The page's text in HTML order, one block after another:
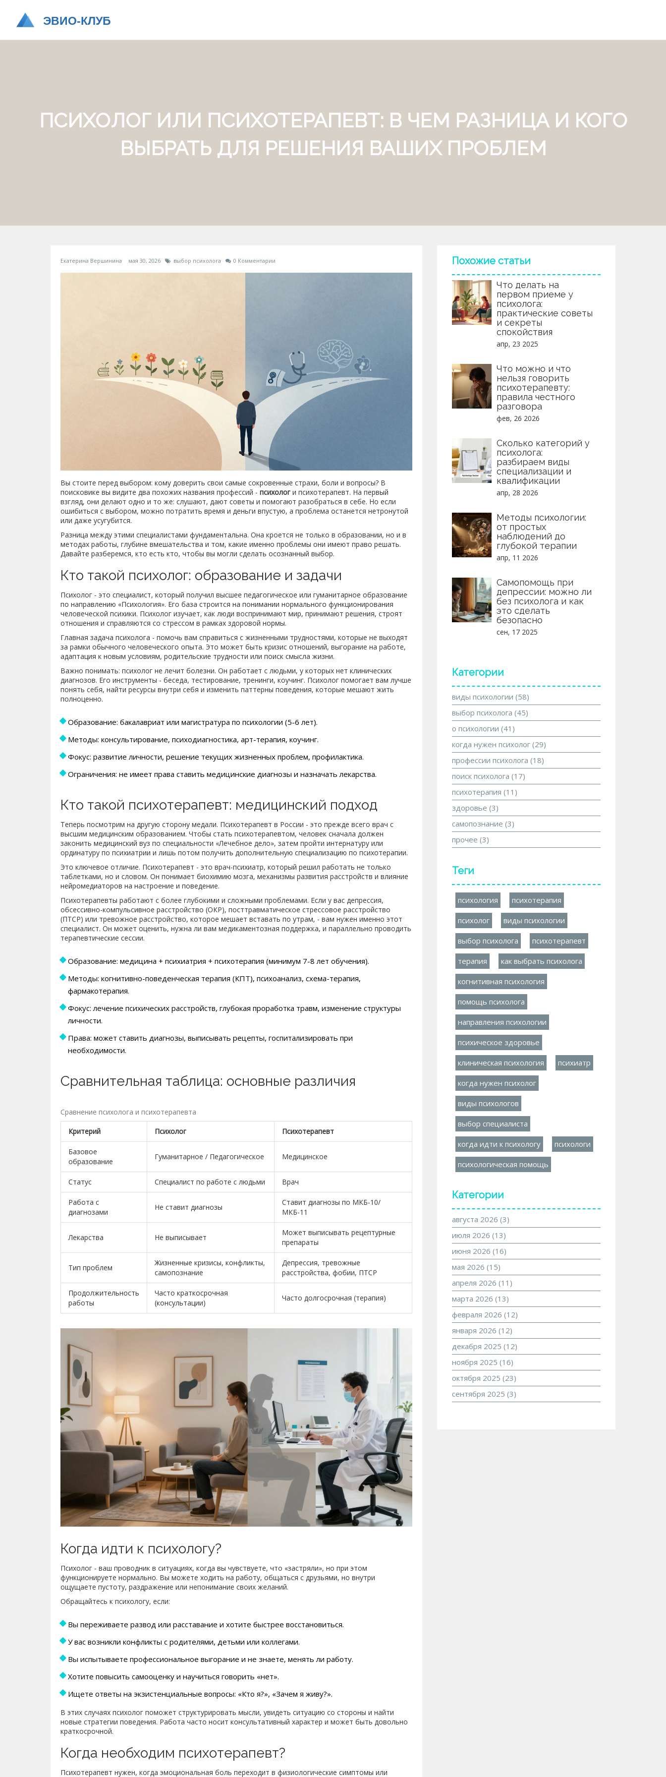
ПСИХОЛОГ ИЛИ ПСИХОТЕРАПЕВТ: В ЧЕМ РАЗНИЦА И КОГО
ВЫБРАТЬ ДЛЯ РЕШЕНИЯ ВАШИХ ПРОБЛЕМ
Екатерина Вершинина мая 30, 2026 выбор психолога 0 Комментарии
Вы стоите перед выбором: кому доверить свои самые сокровенные страхи, боли и вопросы? В
поисковике вы видите два похожих названия профессий - психолог и психотерапевт. На первый
взгляд, они делают одно и то же: слушают, дают советы и помогают разобраться в себе. Но если
ошибиться с выбором, можно потратить время и деньги впустую, а проблема останется нетронутой
или даже усугубится.
Разница между этими специалистами фундаментальна. Она кроется не только в образовании, но и в
методах работы, глубине вмешательства и том, какие именно проблемы они имеют право решать.
Давайте разберемся, кто есть кто, чтобы вы могли сделать осознанный выбор.
Кто такой психолог: образование и задачи
Психолог - это специалист, который получил высшее педагогическое или гуманитарное образование
по направлению «Психология». Его база строится на понимании нормального функционирования
человеческой психики. Психолог изучает, как люди воспринимают мир, принимают решения, строят
отношения и справляются со стрессом в рамках здоровой нормы.
Главная задача психолога - помочь вам справиться с жизненными трудностями, которые не выходят
за рамки обычного человеческого опыта. Это может быть кризис отношений, выгорание на работе,
адаптация к новым условиям, родительские трудности или поиск смысла жизни.
Важно понимать: психолог не лечит болезни. Он работает с людьми, у которых нет клинических
диагнозов. Его инструменты - беседа, тестирование, тренинги, коучинг. Психолог помогает вам лучше
понять себя, найти ресурсы внутри себя и изменить паттерны поведения, которые мешают жить
полноценно.
Образование: бакалавриат или магистратура по психологии (5-6 лет).
Методы: консультирование, психодиагностика, арт-терапия, коучинг.
Фокус: развитие личности, решение текущих жизненных проблем, профилактика.
Ограничения: не имеет права ставить медицинские диагнозы и назначать лекарства.
Кто такой психотерапевт: медицинский подход
Теперь посмотрим на другую сторону медали. Психотерапевт в России - это прежде всего врач с
высшим медицинским образованием. Чтобы стать психотерапевтом, человек сначала должен
законить медицинский вуз по специальности «Лечебное дело», затем пройти интернатуру или
ординатуру по психиатрии и лишь потом получить дополнительную специализацию по психотерапии.
Это ключевое отличие. Психотерапевт - это врач-психиатр, который решил работать не только
таблетками, но и словом. Он понимает биохимию мозга, механизмы развития расстройств и влияние
нейромедиаторов на настроение и поведение.
Психотерапевты работают с более глубокими и сложными проблемами. Если у вас депрессия,
обсессивно-компульсивное расстройство (ОКР), посттравматическое стрессовое расстройство
(ПТСР) или тревожное расстройство, которое мешает вставать по утрам, - вам нужен именно этот
специалист. Он может оценить, нужна ли вам медикаментозная поддержка, и параллельно проводить
терапевтические сессии.
Образование: медицина + психиатрия + психотерапия (минимум 7-8 лет обучения).
Методы: когнитивно-поведенческая терапия (КПТ), психоанализ, схема-терапия,
фармакотерапия.
Фокус: лечение психических расстройств, глубокая проработка травм, изменение структуры
личности.
Права: может ставить диагнозы, выписывать рецепты, госпитализировать при
необходимости.
Сравнительная таблица: основные различия
Сравнение психолога и психотерапевта
Критерий Психолог Психотерапевт
Базовое
образование
Гуманитарное / Педагогическое Медицинское
Статус Специалист по работе с людьми Врач
Работа с
диагнозами
Не ставит диагнозы
Ставит диагнозы по МКБ-10/
МКБ-11
Лекарства Не выписывает
Может выписывать рецептурные
препараты
Тип проблем
Жизненные кризисы, конфликты,
самопознание
Депрессия, тревожные
расстройства, фобии, ПТСР
Продолжительность
работы
Часто краткосрочная
(консультации)
Часто долгосрочная (терапия)
Когда идти к психологу?
Психолог - ваш проводник в ситуациях, когда вы чувствуете, что «застряли», но при этом
функционируете нормально. Вы можете ходить на работу, общаться с друзьями, но внутри
ощущаете пустоту, раздражение или непонимание своих желаний.
Обращайтесь к психологу, если:
Вы переживаете развод или расставание и хотите быстрее восстановиться.
У вас возникли конфликты с родителями, детьми или коллегами.
Вы испытываете профессиональное выгорание и не знаете, менять ли работу.
Хотите повысить самооценку и научиться говорить «нет».
Ищете ответы на экзистенциальные вопросы: «Кто я?», «Зачем я живу?».
В этих случаях психолог поможет структурировать мысли, увидеть ситуацию со стороны и найти
новые стратегии поведения. Работа часто носит консультативный характер и может быть довольно
краткосрочной.
Когда необходим психотерапевт?
Психотерапевт нужен, когда эмоциональная боль переходит в физиологические симптомы или
Похожие статьи
Что делать на
первом приеме у
психолога:
практические советы
и секреты
спокойствия
апр, 23 2025
Что можно и что
нельзя говорить
психотерапевту:
правила честного
разговора
фев, 26 2026
Сколько категорий у
психолога:
разбираем виды
специализации и
квалификации
апр, 28 2026
Методы психологии:
от простых
наблюдений до
глубокой терапии
апр, 11 2026
Самопомощь при
депрессии: можно ли
без психолога и как
это сделать
безопасно
сен, 17 2025
Категории
виды психологии (58)
выбор психолога (45)
о психологии (41)
когда нужен психолог (29)
профессии психолога (18)
поиск психолога (17)
психотерапия (11)
здоровье (3)
самопознание (3)
прочее (3)
Теги
психология психотерапия
психолог виды психологии
выбор психолога психотерапевт
терапия как выбрать психолога
когнитивная психология
помощь психолога
направления психологии
психическое здоровье
клиническая психология психиатр
когда нужен психолог
виды психологов
выбор специалиста
когда идти к психологу психологи
психологическая помощь
Категории
августа 2026 (3)
июля 2026 (13)
июня 2026 (16)
мая 2026 (15)
апреля 2026 (11)
марта 2026 (13)
февраля 2026 (12)
января 2026 (12)
декабря 2025 (12)
ноября 2025 (16)
октября 2025 (23)
сентября 2025 (3)